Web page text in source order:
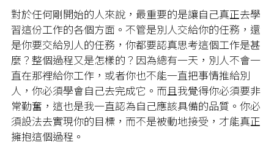
對於任何剛開始的人來說，最重要的是讓自己真正去學
習這份工作的各個方面。不管是別人交給你的任務，還
是你要交給別人的任務，你都要認真思考這個工作是甚
麼？整個過程又是怎樣的？因為總有一天，別人不會一
直在那裡給你工作，或者你也不能一直把事情推給別
人，你必須學會自己去完成它。而且我覺得你必須要非
常勤奮，這也是我一直認為自己應該具備的品質。你必
須設法去實現你的目標，而不是被動地接受，才能真正
擁抱這個過程。